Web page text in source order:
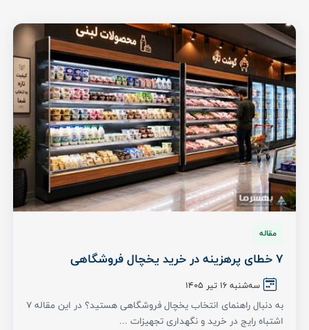
مقاله
7 خطای پرهزینه در خرید یخچال فروشگاهی
سه‌شنبه 16 تیر ۱۴۰۵
به دنبال راهنمای انتخاب یخچال فروشگاهی هستید؟ در این مقاله ۷
اشتباه رایج در خرید و نگهداری تجهیزات ...